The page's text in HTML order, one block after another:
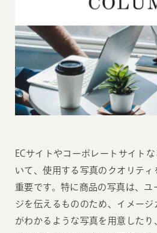
ECサイトやコーポレートサイト
いて、使用する写真のクオリティ
重要です。特に商品の写真は、ユ
ジを伝えるもののため、イメージ
がわかるような写真を用意したり